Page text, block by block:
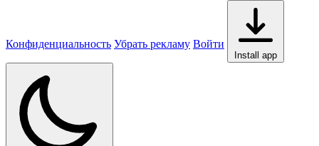
Конфиденциальность Убрать рекламу Войти
Install app